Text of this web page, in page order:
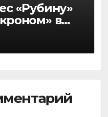
«Рубину»
в